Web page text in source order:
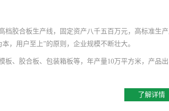
胶合板生产线，固定资产八千五百万元，高标准生
，用户至上”的原则，企业规模不断壮大。
、胶合板、包装箱板等，年产量10万平方米，产品
了解详情